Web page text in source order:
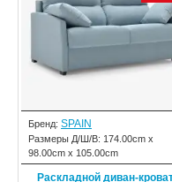
Бренд: SPAIN
Размеры Д/Ш/В: 174.00cm x
98.00cm x 105.00cm
Раскладной диван-